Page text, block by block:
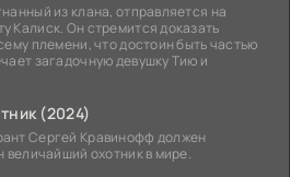
из клана, отправляется на
Калиск. Он стремится доказать
племени, что достоин быть частью
загадочную девушку Тию и
(2024)
Сергей Кравинофф должен
величайший охотник в мире.